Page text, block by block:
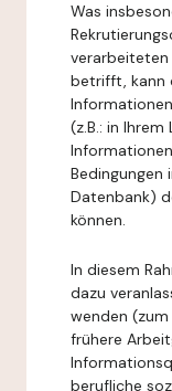
Was
verarbeiteten
betrifft, kann
(z.B.: in
Bedingungen
Datenbank)
können.
In diesem
dazu
wenden
frühere
berufliche